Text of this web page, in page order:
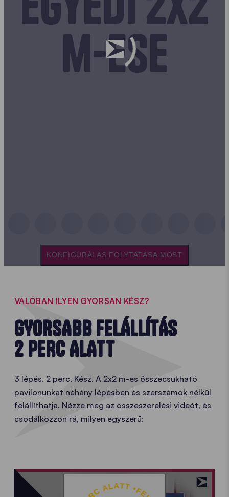
m-ese
KONFIGURÁLÁS FOLYTATÁSA MOST
VALÓBAN ILYEN GYORSAN KÉSZ?
GYORSABB FELÁLLÍTÁS
2 PERC ALATT
3 lépés. 2 perc. Kész. A 2x2 m-es összecsukható
pavilonunkat néhány lépésben és szerszámok nélkül
felállíthatja. Nézze meg az összeszerelési videót, és
csodálkozzon rá, milyen egyszerű: